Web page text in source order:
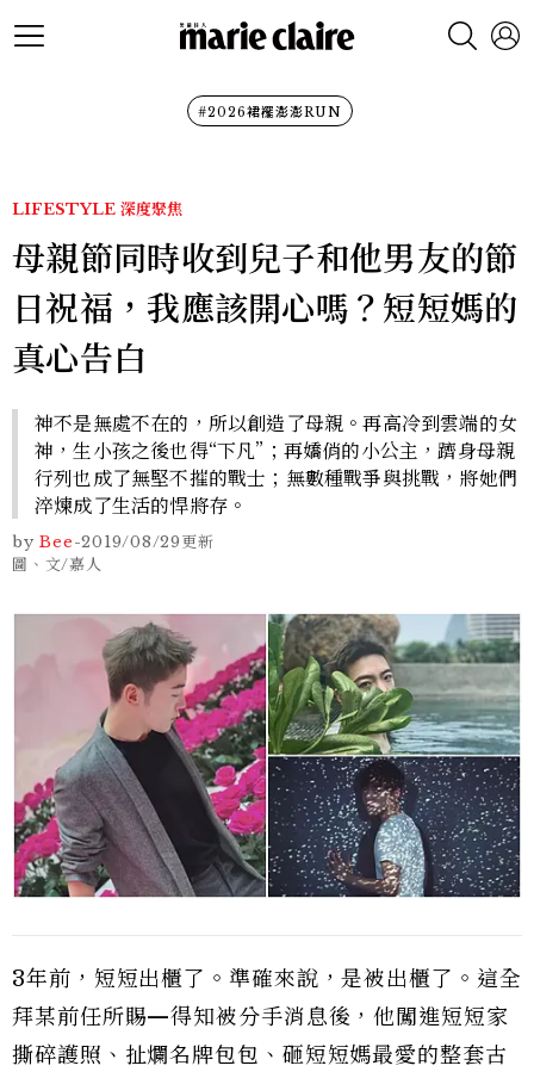
#2026裙襬澎澎RUN
LIFESTYLE 深度聚焦
母親節同時收到兒子和他男友的節
日祝福，我應該開心嗎？短短媽的
真心告白
神不是無處不在的，所以創造了母親。再高冷到雲端的女
神，生小孩之後也得“下凡”；再嬌俏的小公主，躋身母親
行列也成了無堅不摧的戰士；無數種戰爭與挑戰，將她們
淬煉成了生活的悍將存。
by Bee-2019/08/29更新
圖、文/嘉人
3年前，短短出櫃了。準確來說，是被出櫃了。這全
拜某前任所賜—得知被分手消息後，他闖進短短家
撕碎護照、扯爛名牌包包、砸短短媽最愛的整套古